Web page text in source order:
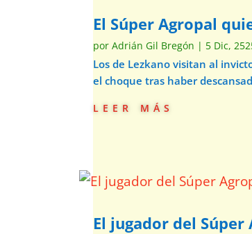
El Súper Agropal
porAdrián Gil Bregón | 5 Dic,
Los de Lezkano visitan al
el choque tras haber
leer más
El jugador del